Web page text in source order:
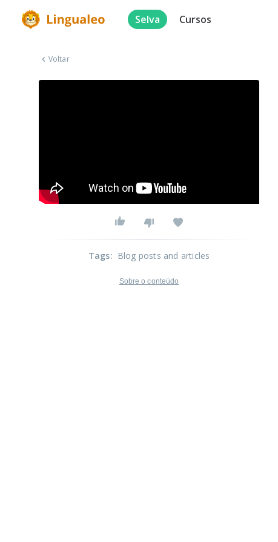
Selva Cursos
Voltar
Tags: Blog posts and articles
Sobre o conteúdo